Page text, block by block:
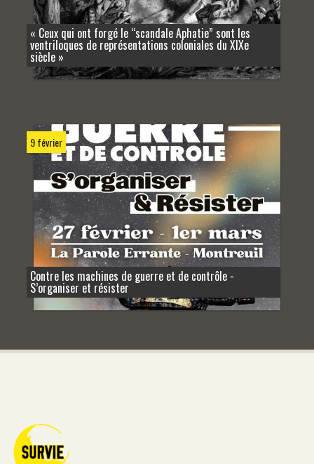
« Ceux qui ont forgé le “scandale Aphatie” sont les
ventriloques de représentations coloniales du XIXe
siècle »
9 février
Contre les machines de guerre et de contrôle -
S’organiser et résister